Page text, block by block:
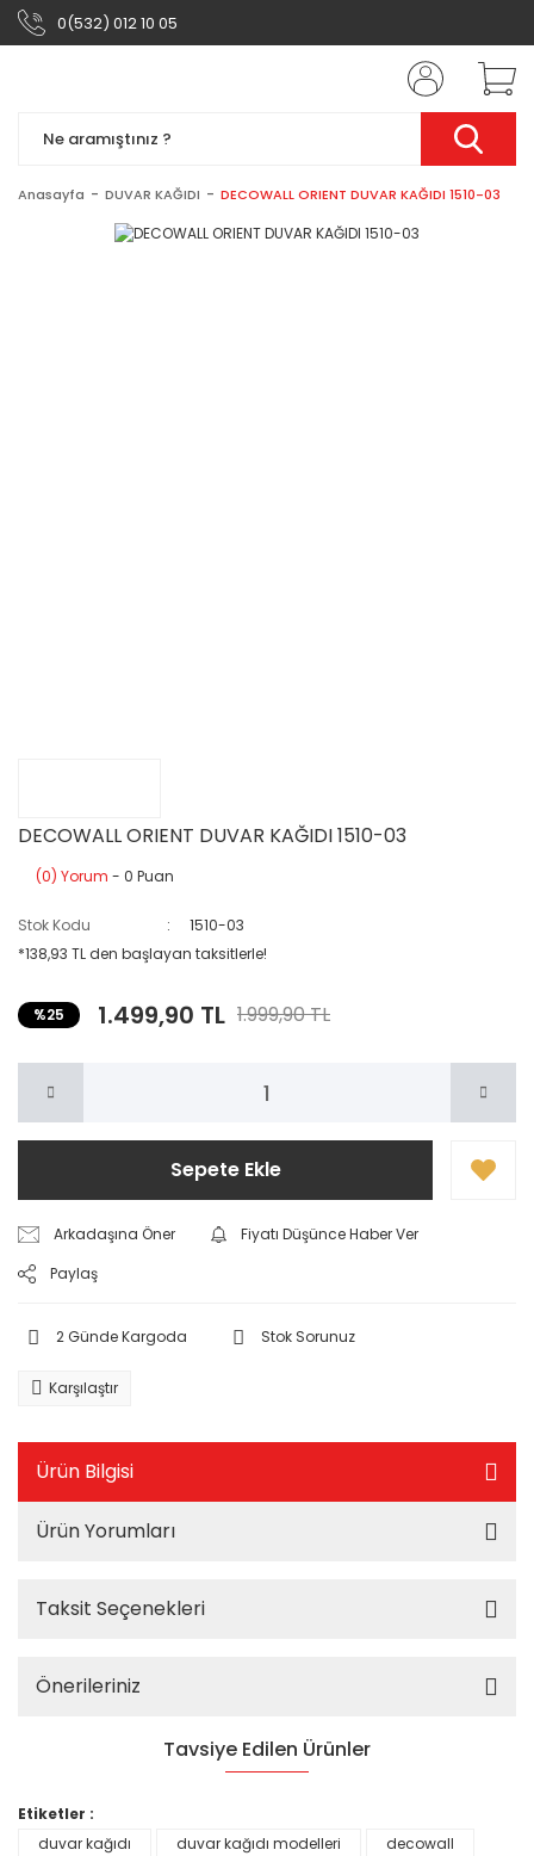
0(532) 012 10 05
Anasayfa DUVAR KAĞIDI DECOWALL ORIENT DUVAR KAĞIDI 1510-03
DECOWALL ORIENT DUVAR KAĞIDI 1510-03
(0) Yorum - 0 Puan
Stok Kodu
1510-03
*138,93 TL den başlayan taksitlerle!
%25 1.499,90 TL 1.999,90 TL
Sepete Ekle
Arkadaşına Öner
Fiyatı Düşünce Haber Ver
Paylaş
2 Günde Kargoda Stok Sorunuz
Karşılaştır
Ürün Bilgisi
Ürün Yorumları
Taksit Seçenekleri
Önerileriniz
Tavsiye Edilen Ürünler
Etiketler :
duvar kağıdı
duvar kağıdı modelleri
decowall